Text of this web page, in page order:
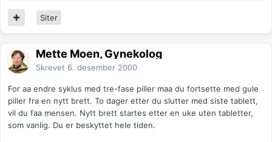
Siter
Mette Moen, Gynekolog
Skrevet 6. desember 2000
For aa endre syklus med tre-fase piller maa du fortsette med gule
piller fra en nytt brett. To dager etter du slutter med siste tablett,
vil du faa mensen. Nytt brett startes etter en uke uten tabletter,
som vanlig. Du er beskyttet hele tiden.